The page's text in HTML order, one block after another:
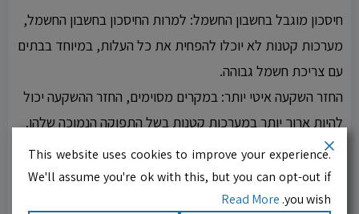
חיסכון מוגבל בחשבון החשמל: למרות החיסכון בחשבון החשמל,
מערכות קטנות לא יוכלו להפחית את כל העלות, במיוחד בבתים
עם צריכת חשמל גבוהה.
החזר השקעה איטי יותר: במקרים מסוימים, החזר ההשקעה יכול
להיות ארוך יותר במערכות קטנות בשל התפוקה הנמוכה שלהן.
גורמים שיש לקחת בחשבון
הערכת צריכת החשמל
This website uses cookies to improve your experience.
We'll assume you're ok with this, but you can opt-out if
you wish.
Read More